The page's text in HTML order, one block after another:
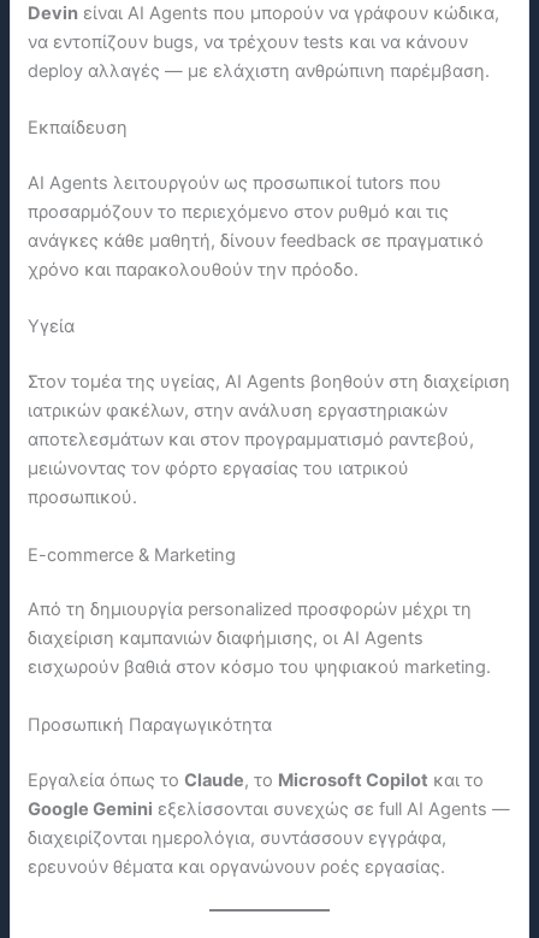
Devin είναι AI Agents που μπορούν να γράφουν κώδικα,
να εντοπίζουν bugs, να τρέχουν tests και να κάνουν
deploy αλλαγές — με ελάχιστη ανθρώπινη παρέμβαση.
Εκπαίδευση
AI Agents λειτουργούν ως προσωπικοί tutors που
προσαρμόζουν το περιεχόμενο στον ρυθμό και τις
ανάγκες κάθε μαθητή, δίνουν feedback σε πραγματικό
χρόνο και παρακολουθούν την πρόοδο.
Υγεία
Στον τομέα της υγείας, AI Agents βοηθούν στη διαχείριση
ιατρικών φακέλων, στην ανάλυση εργαστηριακών
αποτελεσμάτων και στον προγραμματισμό ραντεβού,
μειώνοντας τον φόρτο εργασίας του ιατρικού
προσωπικού.
E-commerce & Marketing
Από τη δημιουργία personalized προσφορών μέχρι τη
διαχείριση καμπανιών διαφήμισης, οι AI Agents
εισχωρούν βαθιά στον κόσμο του ψηφιακού marketing.
Προσωπική Παραγωγικότητα
Εργαλεία όπως τοClaude, το Microsoft Copilot και το
Google Gemini εξελίσσονται συνεχώς σε full AI Agents —
διαχειρίζονται ημερολόγια, συντάσσουν εγγράφα,
ερευνούν θέματα και οργανώνουν ροές εργασίας.